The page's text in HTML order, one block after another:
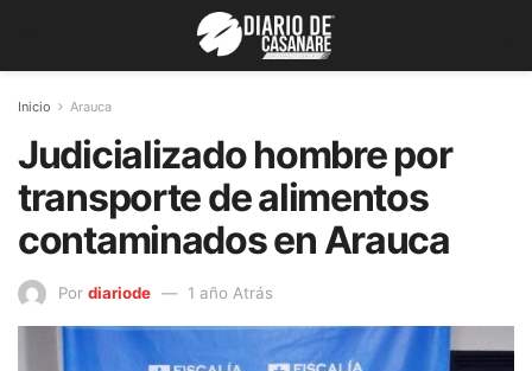
Inicio Arauca
Judicializado hombre por
transporte de alimentos
contaminados en Arauca
Por diariode 1 año Atrás